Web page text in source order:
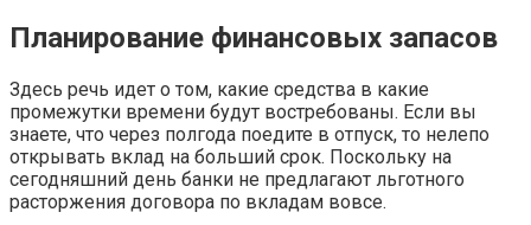
Планирование финансовых запасов
Здесь речь идет о том, какие средства в какие
промежутки времени будут востребованы. Если вы
знаете, что через полгода поедите в отпуск, то нелепо
открывать вклад на больший срок. Поскольку на
сегодняшний день банки не предлагают льготного
расторжения договора по вкладам вовсе.